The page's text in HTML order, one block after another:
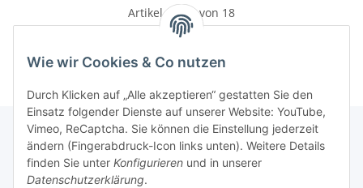
Wie wir Cookies & Co nutzen
Durch Klicken auf „Alle akzeptieren“ gestatten Sie den
Einsatz folgender Dienste auf unserer Website: YouTube,
Vimeo, ReCaptcha. Sie können die Einstellung jederzeit
ändern (Fingerabdruck-Icon links unten). Weitere Details
finden Sie unter Konfigurieren und in unserer
Datenschutzerklärung.
Artikel 1 - 18 von 18
Informationen